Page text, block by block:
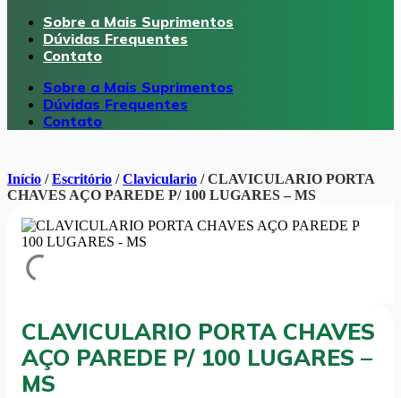
Sobre a Mais Suprimentos
Dúvidas Frequentes
Contato
Sobre a Mais Suprimentos
Dúvidas Frequentes
Contato
Início /Escritório /Claviculario / CLAVICULARIO PORTA
CHAVES AÇO PAREDE P/ 100 LUGARES – MS
CLAVICULARIO PORTA CHAVES
AÇO PAREDE P/ 100 LUGARES –
MS